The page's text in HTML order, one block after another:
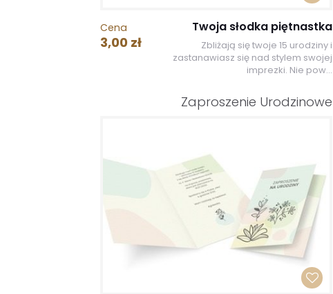
Cena
3,00 zł
Twoja słodka piętnastka
Zbliżają się twoje 15 urodziny i
zastanawiasz się nad stylem swojej
imprezki. Nie pow...
Zaproszenie Urodzinowe